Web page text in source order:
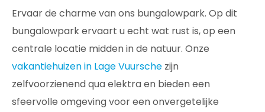
Ervaar de charme van ons bungalowpark. Op dit
bungalowpark ervaart u echt wat rust is, op een
centrale locatie midden in de natuur. Onze
vakantiehuizen in Lage Vuursche zijn
zelfvoorzienend qua elektra en bieden een
sfeervolle omgeving voor een onvergetelijke